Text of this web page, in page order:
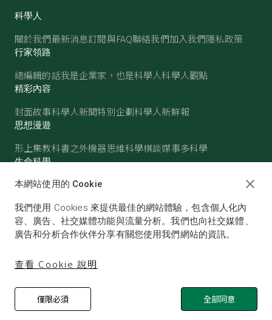
科學人
關於我們最新消息訂閱與FAQ聯絡我們加入我們隱私政策
行家領路
總編輯的話我是企業家，也是科學人科學人觀點
精彩內容
封面故事科學人新聞特別企劃科學人新鮮報
思想漫遊
形上集教科書之外機器思維科學棋談媒事多科學
生命科學
醫學古生物心理學生態學
物理 化學地球科學天文
© SCIENTIFIC AMERICAN, A DIVISION OF NATURE
AMERICA, INC.ALL RIGHTS RESERVED.
本網站使用的 Cookie
我們使用 Cookies 來提供最佳的網站體驗，包含個人化內
容、廣告、社交媒體功能與流量分析。我們也向社交媒體、
廣告和分析合作伙伴分享有關您使用我們網站的資訊。
查看 Cookie 說明
僅限必須 全部同意